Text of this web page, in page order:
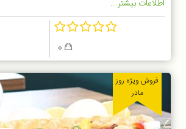
اطلاعات بیشتر...
فروش ویژه روز
مادر